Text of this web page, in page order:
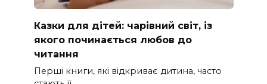
Казки для дітей: чарівний світ, із
якого починається любов до
читання
Перші книги, які відкриває дитина, часто